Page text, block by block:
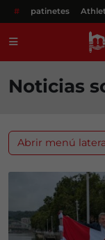
# patinetes
Noticias
Abrir menú